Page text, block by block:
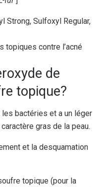
Strong, Sulfoxyl Regular,
topiques contre l’acné
de
topique?
bactéries et a un léger
gras de la peau.
et la desquamation
topique (pour la